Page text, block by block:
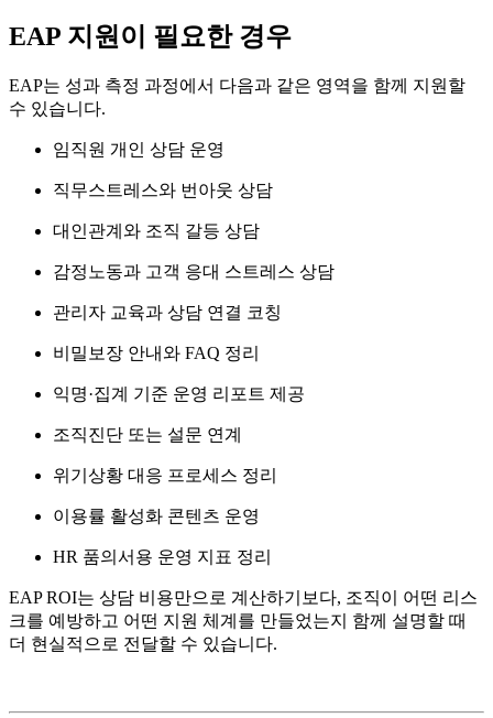
EAP 지원이 필요한 경우
EAP는 성과 측정 과정에서 다음과 같은 영역을 함께 지원할
수 있습니다.
임직원 개인 상담 운영
직무스트레스와 번아웃 상담
대인관계와 조직 갈등 상담
감정노동과 고객 응대 스트레스 상담
관리자 교육과 상담 연결 코칭
비밀보장 안내와 FAQ 정리
익명·집계 기준 운영 리포트 제공
조직진단 또는 설문 연계
위기상황 대응 프로세스 정리
이용률 활성화 콘텐츠 운영
HR 품의서용 운영 지표 정리
EAP ROI는 상담 비용만으로 계산하기보다, 조직이 어떤 리스
크를 예방하고 어떤 지원 체계를 만들었는지 함께 설명할 때
더 현실적으로 전달할 수 있습니다.